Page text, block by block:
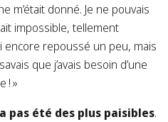
m’était donné. Je ne pouvais
impossible, tellement
encore repoussé un peu, mais
que j’avais besoin d’une
! »
pas été des plus paisibles.